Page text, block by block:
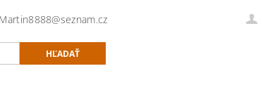
Martin8888@seznam.cz